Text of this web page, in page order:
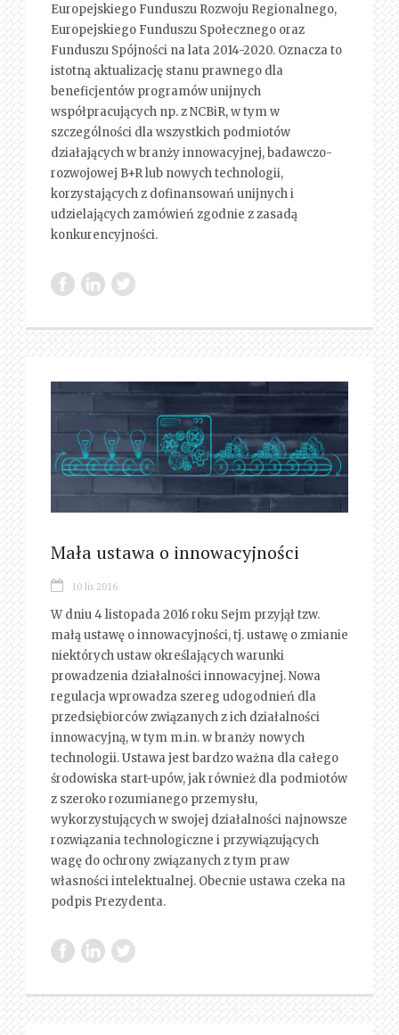
Europejskiego Funduszu Rozwoju Regionalnego,
Europejskiego Funduszu Społecznego oraz
Funduszu Spójności na lata 2014-2020. Oznacza to
istotną aktualizację stanu prawnego dla
beneficjentów programów unijnych
współpracujących np. z NCBiR, w tym w
szczególności dla wszystkich podmiotów
działających w branży innowacyjnej, badawczo-
rozwojowej B+R lub nowych technologii,
korzystających z dofinansowań unijnych i
udzielających zamówień zgodnie z zasadą
konkurencyjności.
Mała ustawa o innowacyjności
10 lis 2016
W dniu 4 listopada 2016 roku Sejm przyjął tzw.
małą ustawę o innowacyjności, tj. ustawę o zmianie
niektórych ustaw określających warunki
prowadzenia działalności innowacyjnej. Nowa
regulacja wprowadza szereg udogodnień dla
przedsiębiorców związanych z ich działalności
innowacyjną, w tym m.in. w branży nowych
technologii. Ustawa jest bardzo ważna dla całego
środowiska start-upów, jak również dla podmiotów
z szeroko rozumianego przemysłu,
wykorzystujących w swojej działalności najnowsze
rozwiązania technologiczne i przywiązujących
wagę do ochrony związanych z tym praw
własności intelektualnej. Obecnie ustawa czeka na
podpis Prezydenta.